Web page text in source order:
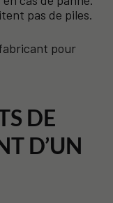
pas de piles.
pour
DE
D’UN